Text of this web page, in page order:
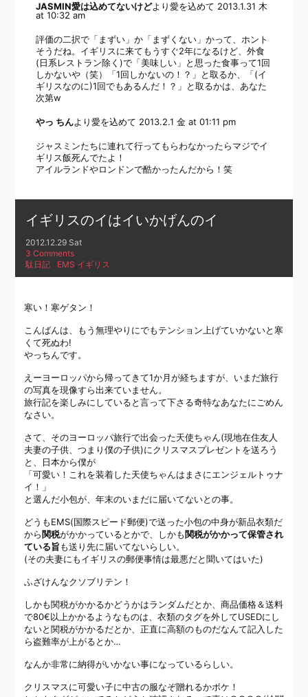
JASMIN愛は込めてないけどより愛を込めて 2013.1.31 木
at 10:32 am
評価の二択で「まずい」か「まずくない」かって、ホント
そうだね。イギリスに来てもうすぐ2年になるけど、外食
(日系レストラン除く)で「美味しい」と思った食事って1回
しかないや（笑）「1回しかないの！？」と取るか、「(イ
ギリスなのに)1回でもあるんだ！？」と取るかは、あなた
次第w
やっ ちんより愛を込めて 2013.2.1 金 at 01:11 pm
ジャスミンたちに連れて行ってもらわなかったらマジでイ
ギリス飯死んでたよ！
アイルランドやロンドンで酷かったんだから！笑
イギリスのイはイいかげんのイ
2012.12.29 Sat
3 Comments
駄日記
EMS,イギリス
寒い！寒ゲタン！
こんばんは、もう無理やりにでもテンション上げていかないと寒
くて死ぬわ!
やっちんです。
えーヨーロッパから帰ってきて1か月が経ちますが、いまだ旅行
の写真を現像すら出来ていません。
旅行記を楽しみにしていると言って下さる奇特なあなたにごめん
なさい。
さて、そのヨーロッパ旅行で出会った天使ちゃん(現地在住友人
夫妻の子供、つまり僕の子供)にクリスマスプレゼントを送ろう
と、日本から僕が
「可愛い！これを装着した天使ちゃんはまさにエンジェルトゥナ
イ！」
と選んだ小包が、年末のいまだに届いてないとの事。
どうもEMS(国際スピード郵便)で送った小包の中身が新品衣類だ
から関税がかかっているとかで、しかも関税がかかって保管され
ている旨も送り先に届いてないらしい。
(その夫妻にもイギリスの郵便事情は最悪だと聞いてはいた)
ふざけんなクソブリテン！
しかも関税がかかるかどうかはランダムだとか、商品価格＆送料
で80€以上かかるようなものは、衣類のタグを外してUSEDにし
ないと関税がかかるだとか、正直に高額のものだなんて記入した
ら盗難率が上がるとか…
なんか非常に納得がいかない事になっているらしい。
クリスマスに可愛い子に中古の服なぞ贈れるかボケ！